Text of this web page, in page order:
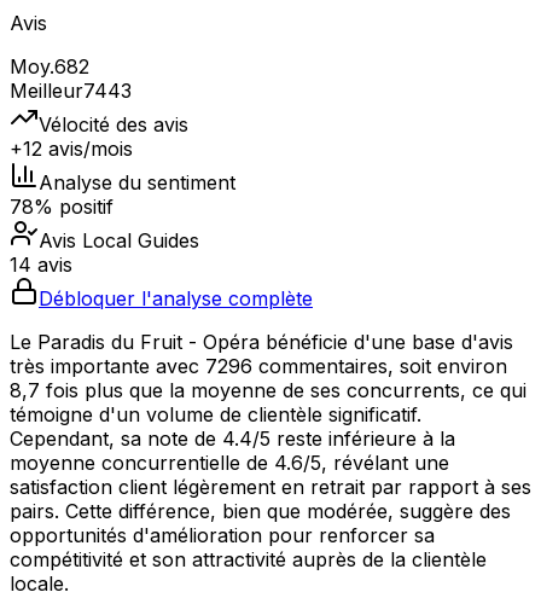
Avis
Moy.682
Meilleur7443
Vélocité des avis
+12 avis/mois
Analyse du sentiment
78% positif
Avis Local Guides
14 avis
Débloquer l'analyse complète
Le Paradis du Fruit - Opéra bénéficie d'une base d'avis
très importante avec 7296 commentaires, soit environ
8,7 fois plus que la moyenne de ses concurrents, ce qui
témoigne d'un volume de clientèle significatif.
Cependant, sa note de 4.4/5 reste inférieure à la
moyenne concurrentielle de 4.6/5, révélant une
satisfaction client légèrement en retrait par rapport à ses
pairs. Cette différence, bien que modérée, suggère des
opportunités d'amélioration pour renforcer sa
compétitivité et son attractivité auprès de la clientèle
locale.